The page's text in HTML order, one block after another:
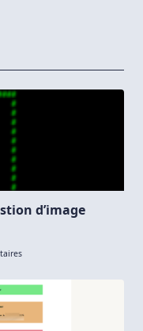
d’image
Sur
Projet
Open-
Source
De